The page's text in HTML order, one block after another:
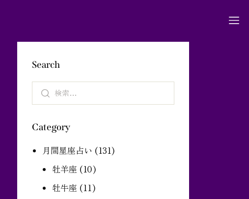
Search
Category
月間星座占い (131)
牡羊座 (10)
牡牛座 (11)